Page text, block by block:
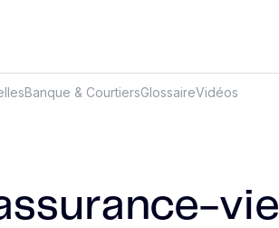
vie
Banque & CourtiersGlossaireVidéos